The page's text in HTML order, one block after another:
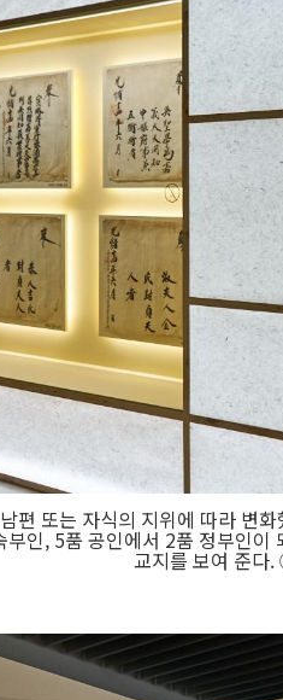
편 또는 자식의 지위에 따라 변
인, 5품 공인에서 2품 정부인
교지를 보여 준다